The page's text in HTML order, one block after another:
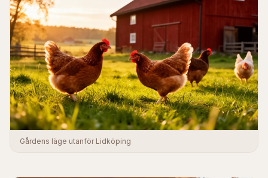
Gårdens läge utanför Lidköping